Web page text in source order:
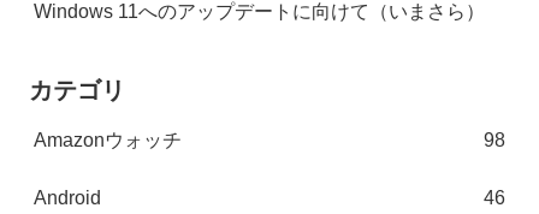
Windows 11へのアップデートに向けて（いまさら）
カテゴリ
Amazonウォッチ 98
Android 46